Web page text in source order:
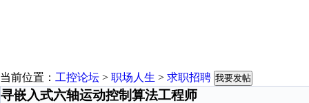
当前位置： 工控论坛 > 职场人生 > 求职招聘 我要发帖
寻嵌入式六轴运动控制算法工程师